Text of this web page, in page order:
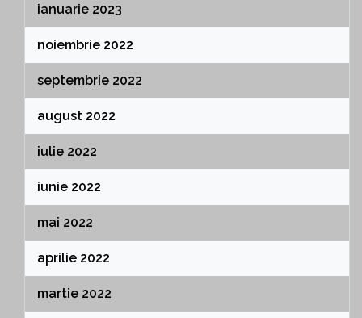
ianuarie 2023
noiembrie 2022
septembrie 2022
august 2022
iulie 2022
iunie 2022
mai 2022
aprilie 2022
martie 2022